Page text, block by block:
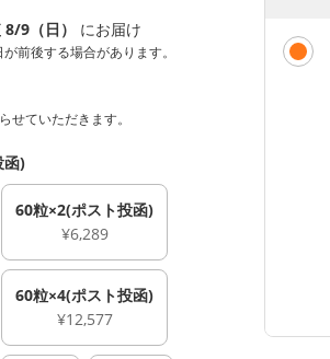
8/9（日） にお届け
前後する場合があります。
せていただきます。
函)
60粒×2(ポスト投函)
¥6,289
60粒×4(ポスト投函)
¥12,577